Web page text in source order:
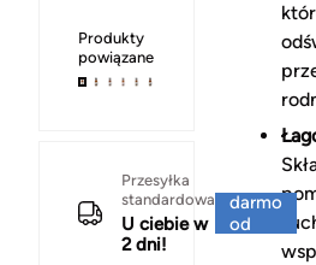
Produkty
powiązane
Przesyłka
standardowa
U ciebie w
2 dni!
darmo
od